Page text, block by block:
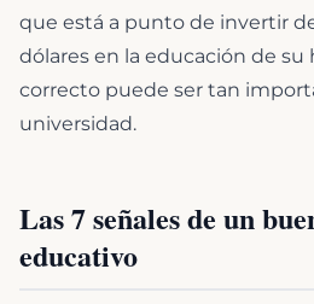
que está a punto de invertir
dólares en la educación de su
correcto puede ser tan
universidad.
Las 7 señales de un
educativo